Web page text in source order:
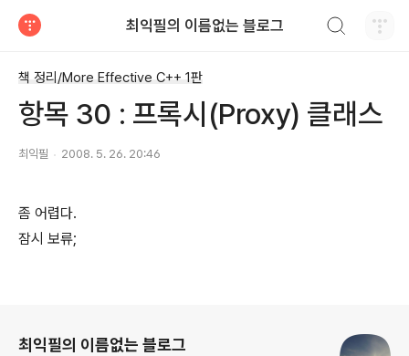
최익필의 이름없는 블로그
책 정리/More Effective C++ 1판
항목 30 : 프록시(Proxy) 클래스
최익필 2008. 5. 26. 20:46
좀 어렵다.
잠시 보류;
최익필의 이름없는 블로그